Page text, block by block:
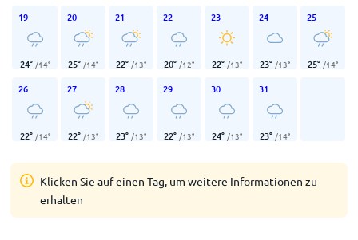
19
24° /14°
20
25° /14°
21
22° /13°
22
20° /12°
23
22° /13°
24
23° /13°
25
25° /14°
26
22° /14°
27
22° /13°
28
23° /13°
29
22° /13°
30
24° /13°
31
23° /14°
Klicken Sie auf einen Tag, um weitere Informationen zu
erhalten